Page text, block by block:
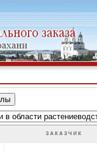
ЗАКАЗЧИК